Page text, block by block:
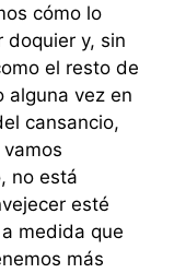
cómo lo
doquier y, sin
el resto de
alguna vez en
cansancio,
no está
esté
medida que
más